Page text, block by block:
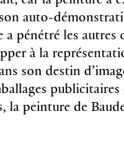
auto-
pénétré les
à la
son destin
la peinture de